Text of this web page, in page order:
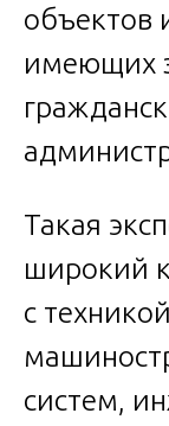
объектов
имеющих
Такая
широкий
с
систем,